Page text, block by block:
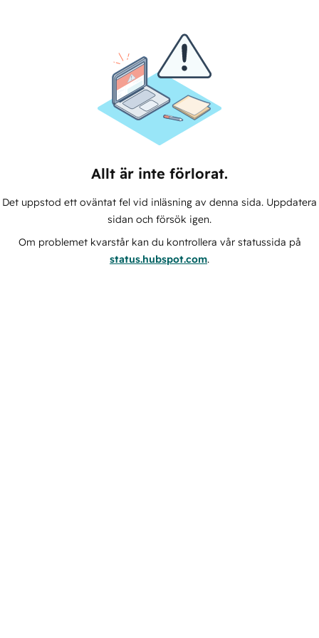
Allt är inte förlorat.
Det uppstod ett oväntat fel vid inläsning av denna sida. Uppdatera
sidan och försök igen.
Om problemet kvarstår kan du kontrollera vår statussida på
status.hubspot.com.